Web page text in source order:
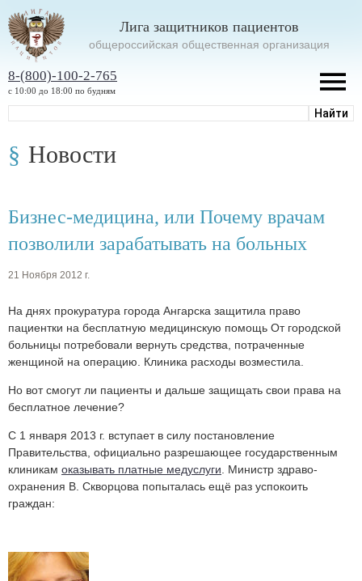
Лига защитников пациентов
oбщероссийская общественная организация
8-(800)-100-2-765
с 10:00 до 18:00 по будням
Новости
Бизнес-медицина, или Почему врачам
позволили зарабатывать на больных
21 Ноября 2012 г.
На днях прокуратура города Ангарска защитила право
пациентки на бесплатную медицинскую помощь От городской
больницы потребовали вернуть средства, по­траченные
женщиной на операцию. Клиника расходы возместила.
Но вот смогут ли пациенты и дальше защищать свои права на
бесплатное лечение?
С 1 января 2013 г. вступает в силу постановление
Правительства, официально разрешающее государственным
клиникам оказывать платные медуслуги . Министр здраво­
охранения В. Скворцова попыталась ещё раз успокоить
граждан: